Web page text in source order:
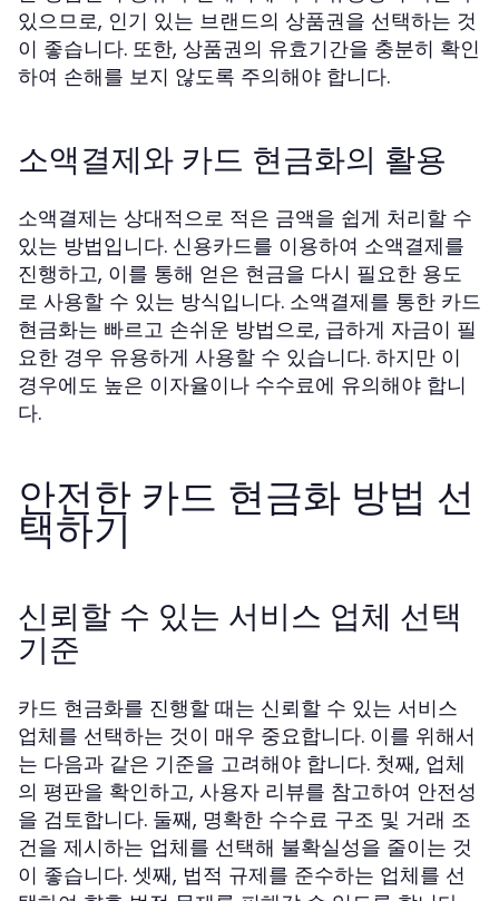
있으므로, 인기 있는 브랜드의 상품권을 선택하는 것
이 좋습니다. 또한, 상품권의 유효기간을 충분히 확인
하여 손해를 보지 않도록 주의해야 합니다.
소액결제와 카드 현금화의 활용
소액결제는 상대적으로 적은 금액을 쉽게 처리할 수
있는 방법입니다. 신용카드를 이용하여 소액결제를
진행하고, 이를 통해 얻은 현금을 다시 필요한 용도
로 사용할 수 있는 방식입니다. 소액결제를 통한 카드
현금화는 빠르고 손쉬운 방법으로, 급하게 자금이 필
요한 경우 유용하게 사용할 수 있습니다. 하지만 이
경우에도 높은 이자율이나 수수료에 유의해야 합니
다.
안전한 카드 현금화 방법 선
택하기
신뢰할 수 있는 서비스 업체 선택
기준
카드 현금화를 진행할 때는 신뢰할 수 있는 서비스
업체를 선택하는 것이 매우 중요합니다. 이를 위해서
는 다음과 같은 기준을 고려해야 합니다. 첫째, 업체
의 평판을 확인하고, 사용자 리뷰를 참고하여 안전성
을 검토합니다. 둘째, 명확한 수수료 구조 및 거래 조
건을 제시하는 업체를 선택해 불확실성을 줄이는 것
이 좋습니다. 셋째, 법적 규제를 준수하는 업체를 선